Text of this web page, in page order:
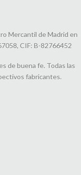
Mercantil de Madrid en
CIF: B-82766452
de buena fe. Todas las
fabricantes.